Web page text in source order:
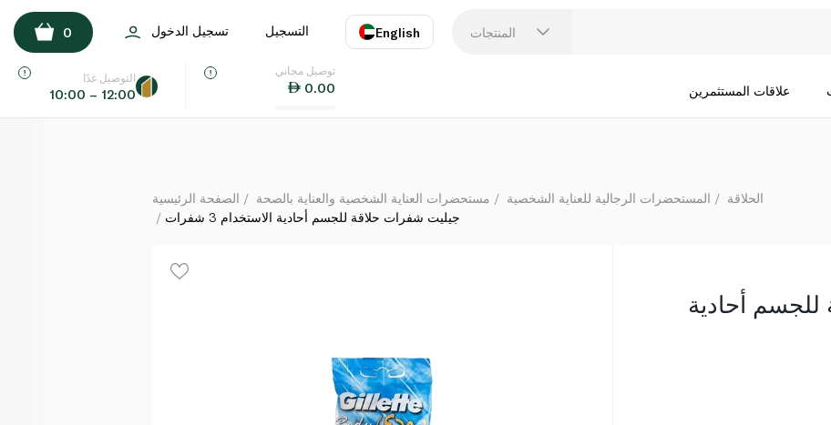
المنتجات English
اللغة
التسجيل تسجيل الدخول 0
علاقات المستثمرين
توصيل مجاني
0.00
التوصيل غدًا
10:00 – 12:00
جيليت شفرات حلاقة للجسم أحادية الاستخدام 3 شفرات
الصفحة الرئيسية مستحضرات العناية الشخصية والعناية بالصحة المستحضرات الرجالية للعناية الشخصية
الحلاقة
جيليت شفرات حلاقة للجسم أحادية الاستخدام 3 شفرات
أحادية